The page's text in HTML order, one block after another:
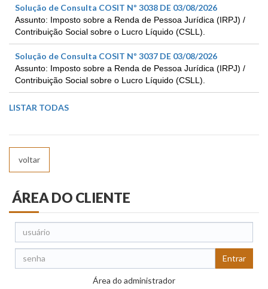
Solução de Consulta COSIT Nº 3038 DE 03/08/2026
Assunto: Imposto sobre a Renda de Pessoa Jurídica (IRPJ) /
Contribuição Social sobre o Lucro Líquido (CSLL).
Solução de Consulta COSIT Nº 3037 DE 03/08/2026
Assunto: Imposto sobre a Renda de Pessoa Jurídica (IRPJ) /
Contribuição Social sobre o Lucro Líquido (CSLL).
LISTAR TODAS
voltar
ÁREA DO CLIENTE
Entrar
Área do administrador